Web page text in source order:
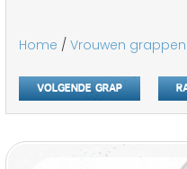
Home / Vrouwen grappen
Volgende grap